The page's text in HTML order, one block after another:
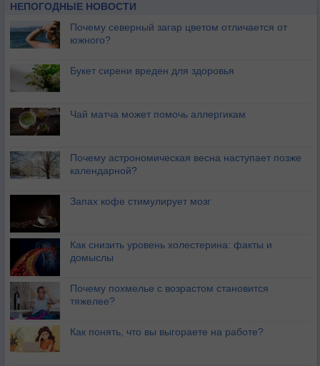
НЕПОГОДНЫЕ НОВОСТИ
Почему северный загар цветом отличается от
южного?
Букет сирени вреден для здоровья
Чай матча может помочь аллергикам
Почему астрономическая весна наступает позже
календарной?
Запах кофе стимулирует мозг
Как снизить уровень холестерина: факты и
домыслы
Почему похмелье с возрастом становится
тяжелее?
Как понять, что вы выгораете на работе?